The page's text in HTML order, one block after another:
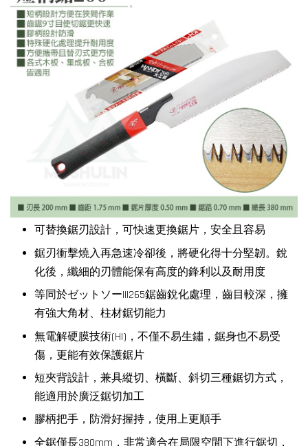
可替換鋸刃設計，可快速更換鋸片，安全且容易
鋸刃衝擊燒入再急速冷卻後，將硬化得十分堅韌。銳
化後，纖細的刃體能保有高度的鋒利以及耐用度
等同於ゼットソーIII265鋸齒銳化處理，齒目較深，擁
有強大角材、柱材鋸切能力
無電解硬膜技術(HI)，不僅不易生鏽，鋸身也不易受
傷，更能有效保護鋸片
短夾背設計，兼具縱切、橫斷、斜切三種鋸切方式，
能適用於廣泛鋸切加工
膠柄把手，防滑好握持，使用上更順手
全鋸僅長380mm，非常適合在局限空間下進行鋸切，